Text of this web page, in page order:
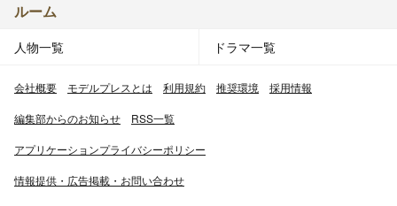
ルーム
人物一覧 ドラマ一覧
会社概要 モデルプレスとは 利用規約 推奨環境 採用情報
編集部からのお知らせ RSS一覧
アプリケーションプライバシーポリシー
情報提供・広告掲載・お問い合わせ